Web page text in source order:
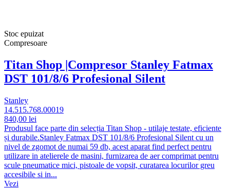
Stoc epuizat
Compresoare
Titan Shop |Compresor Stanley Fatmax
DST 101/8/6 Profesional Silent
Stanley
14.515.768.00019
840,00 lei
Produsul face parte din selecția Titan Shop - utilaje testate, eficiente
și durabile.Stanley Fatmax DST 101/8/6 Profesional Silent cu un
nivel de zgomot de numai 59 db, acest aparat find perfect pentru
utilizare in atelierele de masini, furnizarea de aer comprimat pentru
scule pneumatice mici, pistoale de vopsit, curatarea locurilor greu
accesibile si in...
Vezi